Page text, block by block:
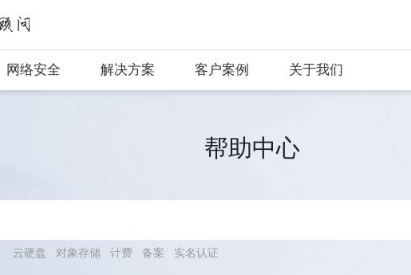
网络安全 解决方案 客户案例 关于我们
帮助中心
云硬盘 对象存储 计费 备案 实名认证